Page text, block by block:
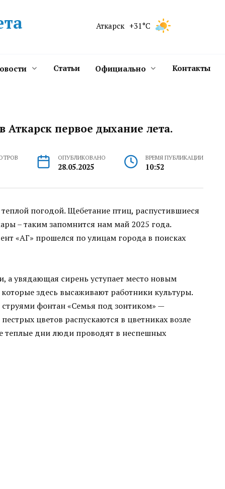
Аткарск +31°C
Статьи Официально Контакты
первое дыхание лета.
ОПУБЛИКОВАНО
28.05.2025
ВРЕМЯ ПУБЛИКАЦИИ
10:52
погодой. Щебетание птиц, распустившиеся
– таким запомнится нам май 2025 года.
«АГ» прошелся по улицам города в поисках
а увядающая сирень уступает место новым
здесь высаживают работники культуры.
фонтан «Семья под зонтиком» —
цветов распускаются в цветниках возле
теплые дни люди проводят в неспешных